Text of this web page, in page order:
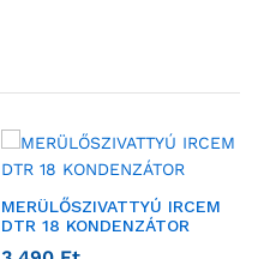
MERÜLŐSZIVATTYÚ IRCEM
DTR 18 KONDENZÁTOR